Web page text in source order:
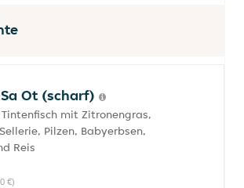
Ot (scharf)
mit Zitronengras,
Pilzen, Babyerbsen,
Reis
€)